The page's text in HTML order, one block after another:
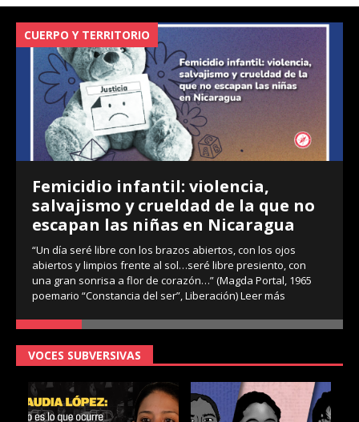
CUERPO Y TERRITORIO
Femicidio infantil: violencia,
salvajismo y crueldad de la que no
escapan las niñas en Nicaragua
“Un día seré libre con los brazos abiertos, con los ojos
abiertos y limpios frente al sol…seré libre presiento, con
una gran sonrisa a flor de corazón…” (Magda Portal, 1965
poemario “Constancia del ser”, Liberación)Leer más
VOCES SUBVERSIVAS